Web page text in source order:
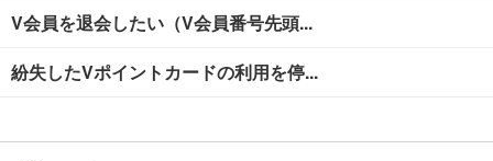
V会員を退会したい（V会員番号先頭...
紛失したVポイントカードの利用を停...